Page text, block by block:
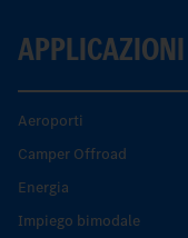
APPLICAZIONI
Aeroporti
Camper Offroad
Energia
Impiego bimodale